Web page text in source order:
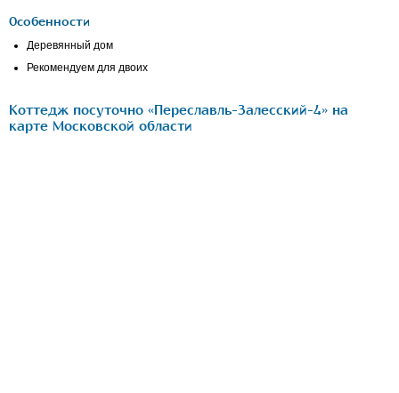
Особенности
Деревянный дом
Рекомендуем для двоих
Коттедж посуточно «Переславль-Залесский-4» на
карте Московской области